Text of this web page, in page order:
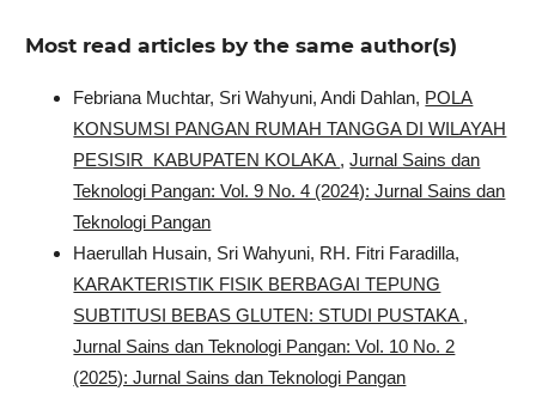
Most read articles by the same author(s)
Febriana Muchtar, Sri Wahyuni, Andi Dahlan, POLA
KONSUMSI PANGAN RUMAH TANGGA DI WILAYAH
PESISIR KABUPATEN KOLAKA ,Jurnal Sains dan
Teknologi Pangan: Vol. 9 No. 4 (2024): Jurnal Sains dan
Teknologi Pangan
Haerullah Husain, Sri Wahyuni, RH. Fitri Faradilla,
KARAKTERISTIK FISIK BERBAGAI TEPUNG
SUBTITUSI BEBAS GLUTEN: STUDI PUSTAKA ,
Jurnal Sains dan Teknologi Pangan: Vol. 10 No. 2
(2025): Jurnal Sains dan Teknologi Pangan